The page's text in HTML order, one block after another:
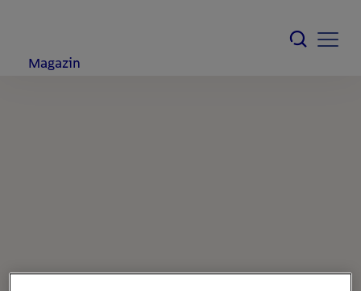
Magazin